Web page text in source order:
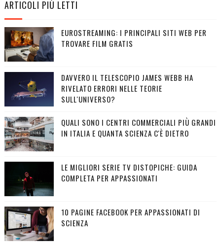
ARTICOLI PIÙ LETTI
EUROSTREAMING: I PRINCIPALI SITI WEB PER
TROVARE FILM GRATIS
DAVVERO IL TELESCOPIO JAMES WEBB HA
RIVELATO ERRORI NELLE TEORIE
SULL'UNIVERSO?
QUALI SONO I CENTRI COMMERCIALI PIÙ GRANDI
IN ITALIA E QUANTA SCIENZA C'È DIETRO
LE MIGLIORI SERIE TV DISTOPICHE: GUIDA
COMPLETA PER APPASSIONATI
10 PAGINE FACEBOOK PER APPASSIONATI DI
SCIENZA